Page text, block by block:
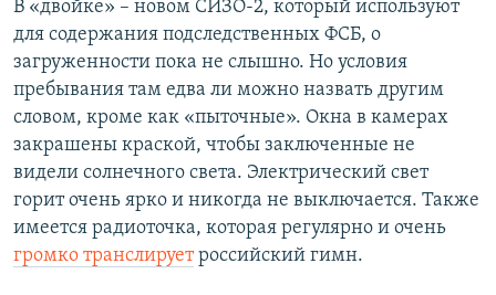
В «двойке» – новом СИЗО-2, который используют
для содержания подследственных ФСБ, о
загруженности пока не слышно. Но условия
пребывания там едва ли можно назвать другим
словом, кроме как «пыточные». Окна в камерах
закрашены краской, чтобы заключенные не
видели солнечного света. Электрический свет
горит очень ярко и никогда не выключается. Также
имеется радиоточка, которая регулярно и очень
громко транслируетроссийский гимн.